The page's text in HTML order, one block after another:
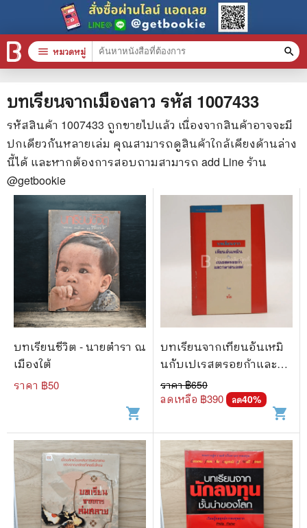
บทเรียนจากเมืองลาว รหัส 1007433
รหัสสินค้า 1007433 ถูกขายไปแล้ว เนื่องจากสินค้าอาจจะมี
ปกเดียวกันหลายเล่ม คุณสามารถดูสินค้าใกล้เคียงด้านล่าง
นี้ได้ และหากต้องการสอบถามสามารถ add Line ร้าน
@getbookie
บทเรียนชีวิต - นายตำรา ณ
เมืองใต้
ราคา ฿50
shopping_cart
บทเรียนจากเทียนอันเหมิ
นกับเปเรสตรอยก้าและ
กลาสนอสต์ - ชโย (มีลาย
เซ็น)
ราคา ฿650
ลดเหลือ ฿390 ลด40%
shopping_cart
menu หมวดหมู่ search
หมวดหมู่สินค้า
หนังสือทั้งหมด
stars สินค้าใช้เฉพาะแต้มเท่านั้น
📚 หนังสือทั่วไป
🦄 วรรณกรรม นิยาย เรื่องสั้น
🎓 การศึกษา
😼 หนังสือการ์ตูน
🐲 หนังสือเด็ก
🌎 International Books
🎲 Board Game